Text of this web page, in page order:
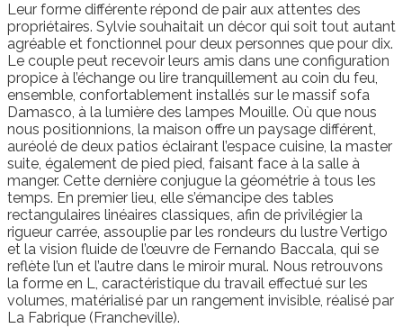
Leur forme différente répond de pair aux attentes des
propriétaires. Sylvie souhaitait un décor qui soit tout autant
agréable et fonctionnel pour deux personnes que pour dix.
Le couple peut recevoir leurs amis dans une configuration
propice à l’échange ou lire tranquillement au coin du feu,
ensemble, confortablement installés sur le massif sofa
Damasco, à la lumière des lampes Mouille. Où que nous
nous positionnions, la maison offre un paysage différent,
auréolé de deux patios éclairant l’espace cuisine, la master
suite, également de pied pied, faisant face à la salle à
manger. Cette dernière conjugue la géométrie à tous les
temps. En premier lieu, elle s’émancipe des tables
rectangulaires linéaires classiques, afin de privilégier la
rigueur carrée, assouplie par les rondeurs du lustre Vertigo
et la vision fluide de l’œuvre de Fernando Baccala, qui se
reflète l’un et l’autre dans le miroir mural. Nous retrouvons
la forme en L, caractéristique du travail effectué sur les
volumes, matérialisé par un rangement invisible, réalisé par
La Fabrique (Francheville).